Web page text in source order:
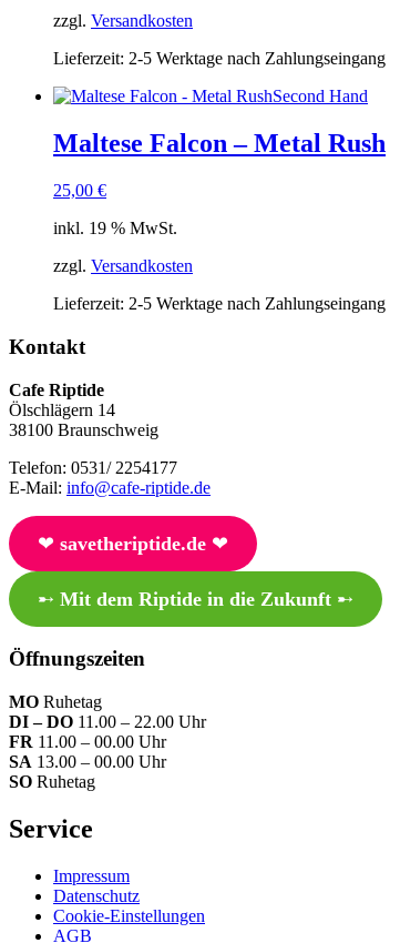
zzgl. Versandkosten
Lieferzeit: 2-5 Werktage nach Zahlungseingang
Second Hand
Maltese Falcon – Metal Rush
25,00 €
inkl. 19 % MwSt.
zzgl. Versandkosten
Lieferzeit: 2-5 Werktage nach Zahlungseingang
Kontakt
Cafe Riptide
Ölschlägern 14
38100 Braunschweig
Telefon: 0531/ 2254177
E-Mail: info@cafe-riptide.de
❤︎ savetheriptide.de❤︎
➸ Mit dem Riptide in die Zukunft➸
Öffnungszeiten
MO Ruhetag
DI – DO 11.00 – 22.00 Uhr
FR 11.00 – 00.00 Uhr
SA 13.00 – 00.00 Uhr
SO Ruhetag
Service
Impressum
Datenschutz
Cookie-Einstellungen
AGB